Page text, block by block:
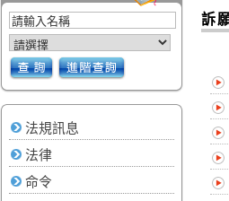
法規訊息
法律
命令
訴